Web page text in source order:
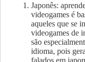
Japonês:
videogames é
aqueles que se
videogames de
são
idioma, pois
falados em